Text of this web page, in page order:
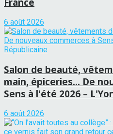
6 août 2026
Salon de beauté,
main, épiceries… De
Sens à l'été 2026 –
6 août 2026